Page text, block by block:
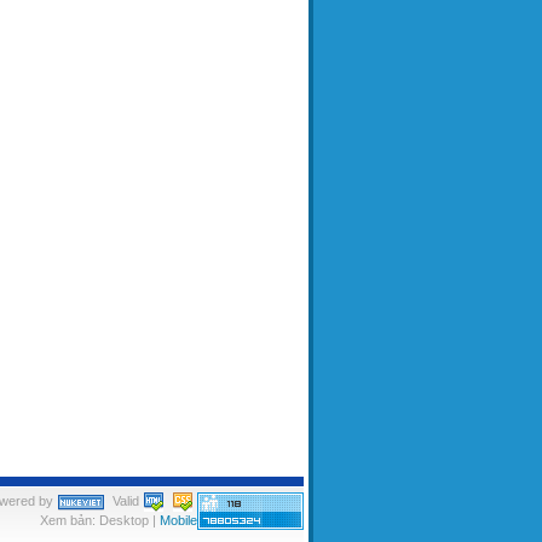
by
Valid
Xem bản: Desktop | Mobile